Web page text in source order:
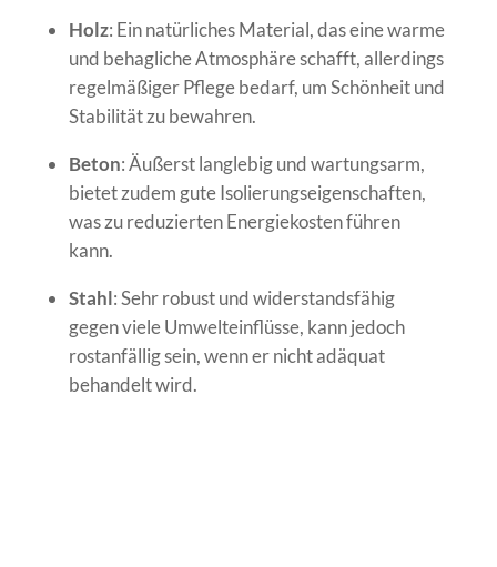
Holz: Ein natürliches Material, das eine warme
und behagliche Atmosphäre schafft, allerdings
regelmäßiger Pflege bedarf, um Schönheit und
Stabilität zu bewahren.
Beton: Äußerst langlebig und wartungsarm,
bietet zudem gute Isolierungseigenschaften,
was zu reduzierten Energiekosten führen
kann.
Stahl: Sehr robust und widerstandsfähig
gegen viele Umwelteinflüsse, kann jedoch
rostanfällig sein, wenn er nicht adäquat
behandelt wird.